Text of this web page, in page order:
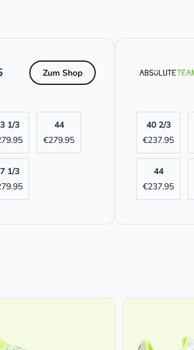
Zum Shop
1/3
44
€279.95
1/3
40 2/3
€237.95
44
€237.95